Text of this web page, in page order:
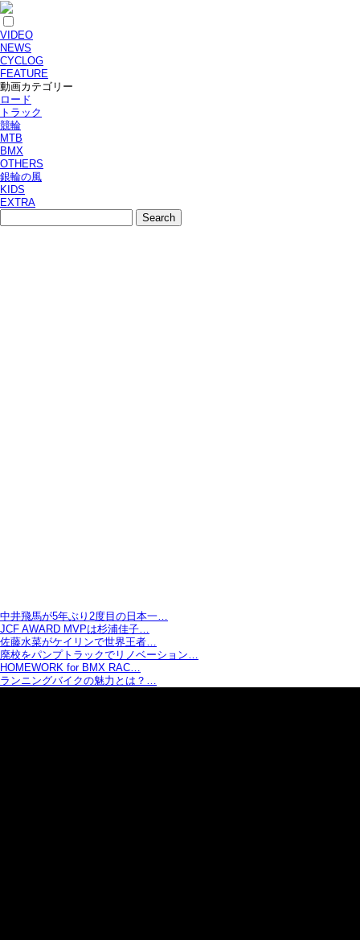
VIDEO
NEWS
CYCLOG
FEATURE
動画カテゴリー
ロード
トラック
競輪
MTB
BMX
OTHERS
銀輪の風
KIDS
EXTRA
中井飛馬が5年ぶり2度目の日本一…
JCF AWARD MVPは杉浦佳子…
佐藤水菜がケイリンで世界王者…
廃校をパンプトラックでリノベーション…
HOMEWORK for BMX RAC…
ランニングバイクの魅力とは？…